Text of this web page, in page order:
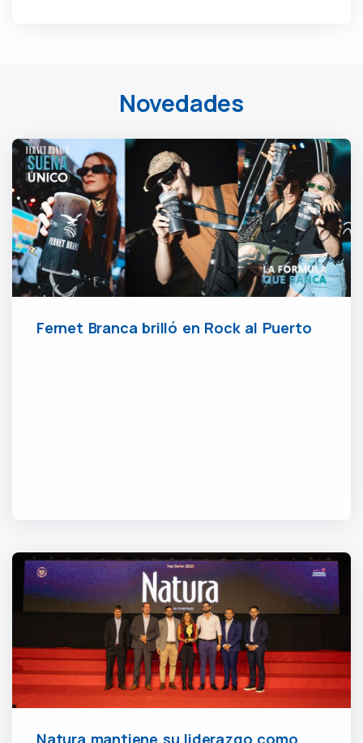
Novedades
Fernet Branca brilló en Rock al Puerto
Natura mantiene su liderazgo como